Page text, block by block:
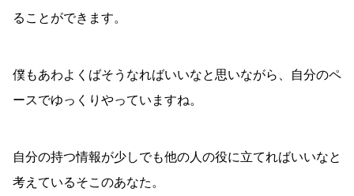
ることができます。
僕もあわよくばそうなればいいなと思いながら、自分のペ
ースでゆっくりやっていますね。
自分の持つ情報が少しでも他の人の役に立てればいいなと
考えているそこのあなた。